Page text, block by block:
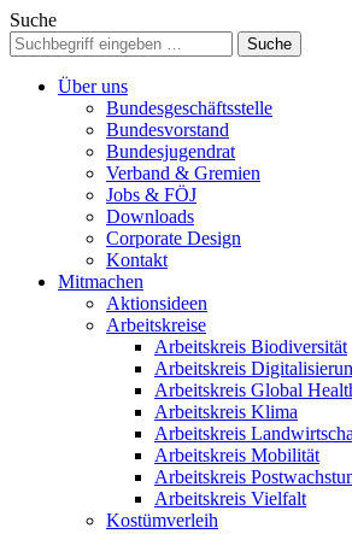
Suche
Über uns
Bundesgeschäftsstelle
Bundesvorstand
Bundesjugendrat
Verband & Gremien
Jobs & FÖJ
Downloads
Corporate Design
Kontakt
Mitmachen
Aktionsideen
Arbeitskreise
Arbeitskreis Biodiversität
Arbeitskreis
Arbeitskreis Global
Arbeitskreis Klima
Arbeitskreis
Arbeitskreis Mobilität
Arbeitskreis
Arbeitskreis Vielfalt
Kostümverleih